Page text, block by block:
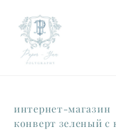
интернет-магазин
конверт зеленый с